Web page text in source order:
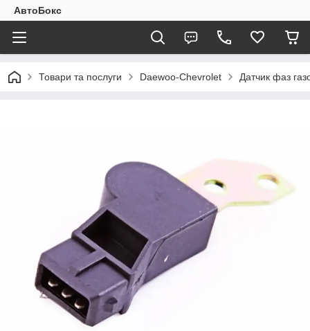
АвтоБокс
Товари та послуги Daewoo-Chevrolet Датчик фаз